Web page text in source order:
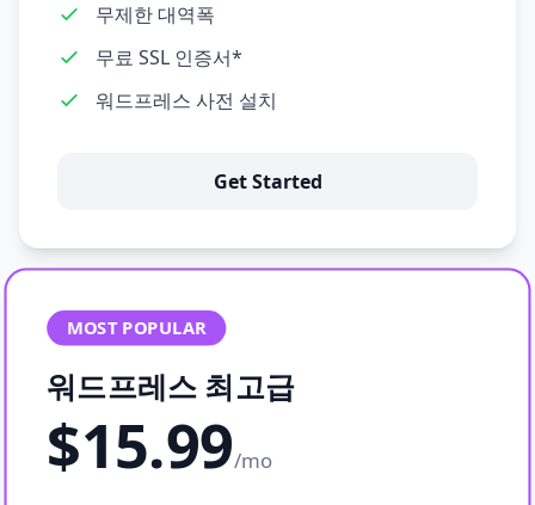
무제한 대역폭
무료 SSL 인증서*
워드프레스 사전 설치
Get Started
MOST POPULAR
워드프레스 최고급
$15.99/mo